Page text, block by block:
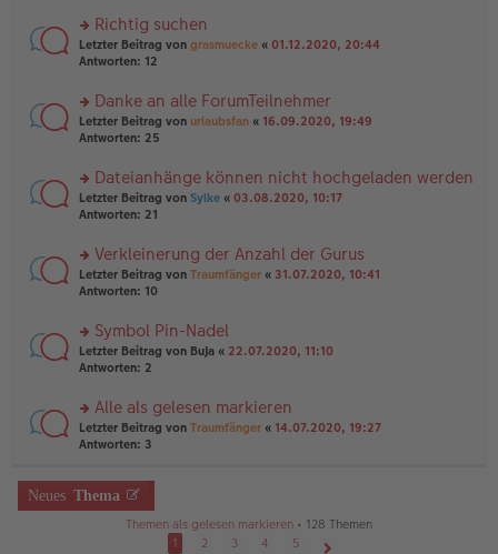
tr
a
g
e
n
er
tr
a
g
n
g
el
e
n
er
tr
a
g
rs
te
n
g
el
e
n
er
tr
a
g
Richtig suchen
Letzter Beitrag von grasmuecke « 01.12.2020, 20:44
Antworten: 12
rs
te
n
g
el
e
n
er
tr
a
g
Danke an alle ForumTeilnehmer
Letzter Beitrag von urlaubsfan « 16.09.2020, 19:49
Antworten: 25
rs
te
n
g
el
e
n
er
tr
a
g
Dateianhänge können nicht hochgeladen werden
Letzter Beitrag von Sylke « 03.08.2020, 10:17
Antworten: 21
rs
te
n
g
el
e
n
er
tr
a
Verkleinerung der Anzahl der Gurus
Letzter Beitrag von Traumfänger « 31.07.2020, 10:41
Antworten: 10
rs
te
n
g
el
e
n
er
Symbol Pin-Nadel
Letzter Beitrag von BuJa « 22.07.2020, 11:10
Antworten: 2
rs
te
n
g
Alle als gelesen markieren
Letzter Beitrag von Traumfänger « 14.07.2020, 19:27
Antworten: 3
Neues Thema
Themen als gelesen markieren • 128 Themen
1
2 3 4
5